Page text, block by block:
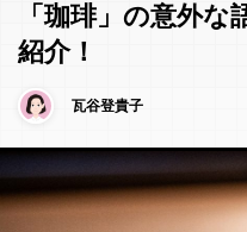
「珈琲」の意外
紹介！
瓦谷登貴子